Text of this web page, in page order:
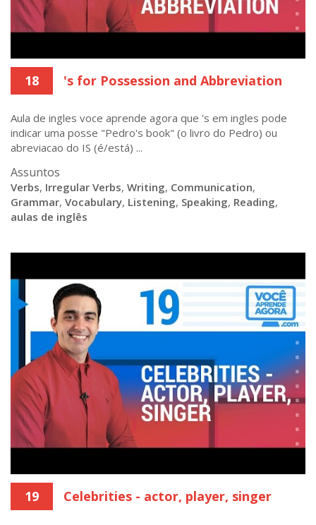
18 's for Possession and Abbreviation
Aula de ingles voce aprende agora que 's em ingles pode
indicar uma posse "Pedro's book" (o livro do Pedro) ou
abreviacao do IS (é/está) ...
Assuntos
Verbs, Irregular Verbs, Writing, Communication,
Grammar, Vocabulary, Listening, Speaking, Reading,
aulas de inglês
19 Celebrities - actor, player, singer